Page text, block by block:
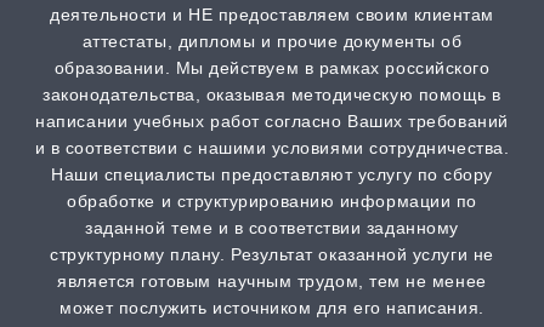
Scopus
от 2 часов | от 500 ₽
РИНЦ
от 2 часов | от 500 ₽
Шпаргалка
от 1 часа | от 300 ₽
деятельности и НЕ предоставляем своим клиентам
аттестаты, дипломы и прочие документы об
образовании. Мы действуем в рамках российского
законодательства, оказывая методическую помощь в
написании учебных работ согласно Ваших требований
и в соответствии с нашими условиями сотрудничества.
Наши специалисты предоставляют услугу по сбору
обработке и структурированию информации по
заданной теме и в соответствии заданному
структурному плану. Результат оказанной услуги не
является готовым научным трудом, тем не менее
может послужить источником для его написания.